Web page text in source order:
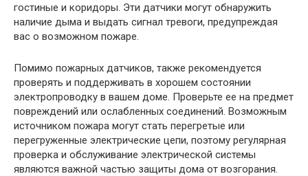
гостиные и коридоры. Эти датчики могут обнаружить
наличие дыма и выдать сигнал тревоги, предупреждая
вас о возможном пожаре.
Помимо пожарных датчиков, также рекомендуется
проверять и поддерживать в хорошем состоянии
электропроводку в вашем доме. Проверьте ее на предмет
повреждений или ослабленных соединений. Возможным
источником пожара могут стать перегретые или
перегруженные электрические цепи, поэтому регулярная
проверка и обслуживание электрической системы
являются важной частью защиты дома от возгорания.